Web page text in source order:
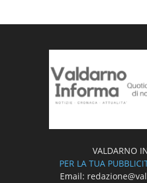
VALDARNO
PER LA TUA
Email: